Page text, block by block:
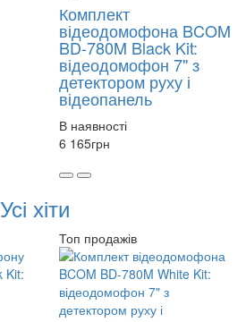
Комплект
відеодомофона BCOM
BD-780M Black Kit:
відеодомофон 7" з
детектором руху і
відеопанель
В наявності
6 165грн
Усі хіти
Топ продажів